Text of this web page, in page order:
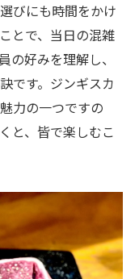
びにも時間をかけ
とで、当日の混雑
の好みを理解し、
です。ジンギスカ
力の一つですの
と、皆で楽しむこ